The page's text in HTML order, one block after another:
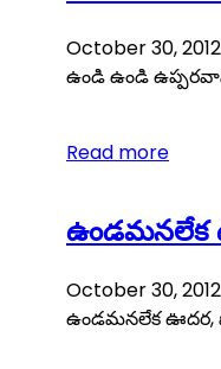
October 30, 2012
ఉండి ఉండి
Read more
ఉండమనలేక
October 30, 2012
ఉండమనలేక ఊదర,